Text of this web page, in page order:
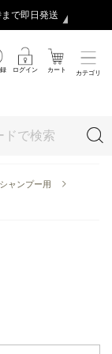
で即日発送
ログイン カート カテゴリ
シャンプー用